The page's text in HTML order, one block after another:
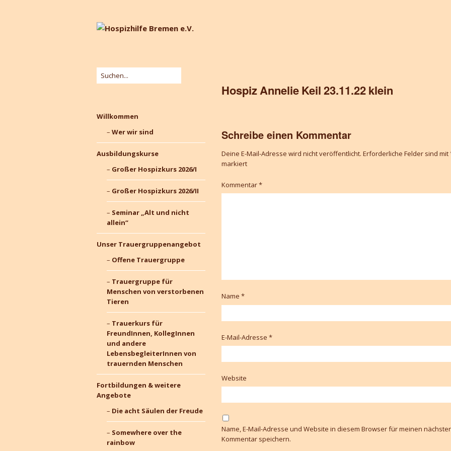
Willkommen
Wer wir sind
Ausbildungskurse
Großer Hospizkurs 2026/I
Großer Hospizkurs 2026/II
Seminar „Alt und nicht
allein“
Unser Trauergruppenangebot
Offene Trauergruppe
Trauergruppe für
Menschen von verstorbenen
Tieren
Trauerkurs für
FreundInnen, KollegInnen
und andere
LebensbegleiterInnen von
trauernden Menschen
Fortbildungen & weitere
Angebote
Die acht Säulen der Freude
Somewhere over the
rainbow
Hospiz Annelie Keil 23.11.22 klein
Schreibe einen Kommentar
Deine E-Mail-Adresse wird nicht veröffentlicht. Erforderliche Felder sind mit
markiert
Kommentar*
Name *
E-Mail-Adresse *
Website
Name, E-Mail-Adresse und Website in diesem Browser für meinen
Kommentar speichern.